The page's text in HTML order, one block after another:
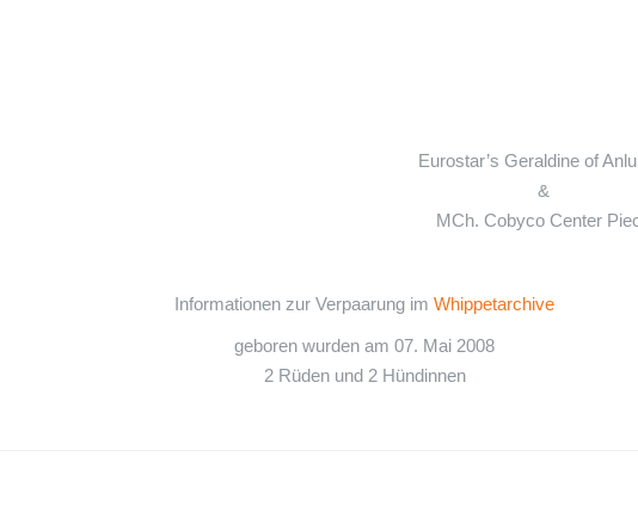
Eurostar’s Geraldine of
&
MCh. Cobyco Center
Informationen zur Verpaarung im Whippetarchive
geboren wurden am 07. Mai 2008
2 Rüden und 2 Hündinnen